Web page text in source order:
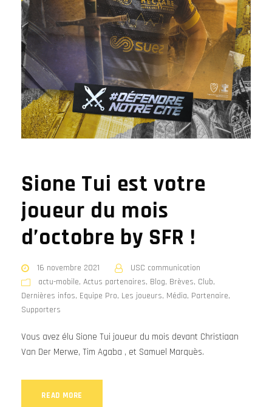
Sione Tui est votre
joueur du mois
d’octobre by SFR !
16 novembre 2021
USC communication
actu-mobile, Actus partenaires, Blog, Brèves, Club,
Dernières infos, Equipe Pro, Les joueurs, Média, Partenaire,
Supporters
Vous avez élu Sione Tui joueur du mois devant Christiaan
Van Der Merwe, Tim Agaba , et Samuel Marquès.
READ MORE